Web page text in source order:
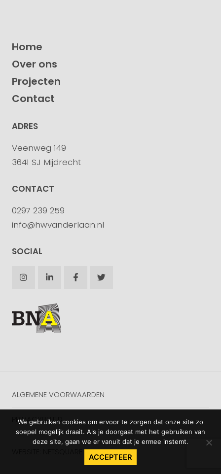
Home
Over ons
Projecten
Contact
ADRES
Veenweg 149
3641 SJ Mijdrecht
CONTACT
0297 239 259
info@hwvanderlaan.nl
SOCIAL
ALGEMENE VOORWAARDEN
PRIVACYBELEID
We gebruiken cookies om ervoor te zorgen dat onze site zo
soepel mogelijk draait. Als je doorgaat met het gebruiken van
deze site, gaan we er vanuit dat je ermee instemt.
ACCEPTEER